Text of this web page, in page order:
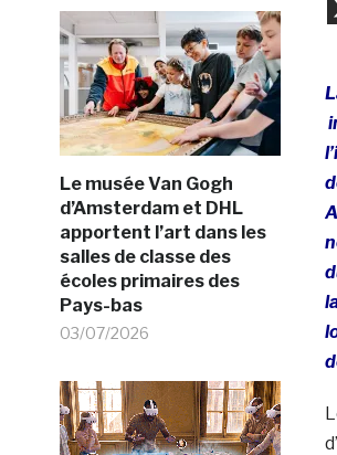
Le musée Van Gogh
d’Amsterdam et DHL
apportent l’art dans les
salles de classe des
écoles primaires des
Pays-bas
03/07/2026